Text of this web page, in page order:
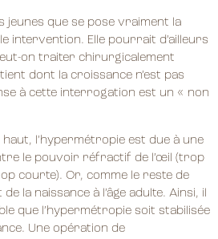
jeunes que se pose vraiment la
intervention. Elle pourrait d’ailleurs
on traiter chirurgicalement
dont la croissance n’est pas
à cette interrogation est un « non
l’hypermétropie est due à une
le pouvoir réfractif de l’œil (trop
courte). Or, comme le reste de
la naissance à l’âge adulte. Ainsi, il
que l’hypermétropie soit stabilisée
Une opération de